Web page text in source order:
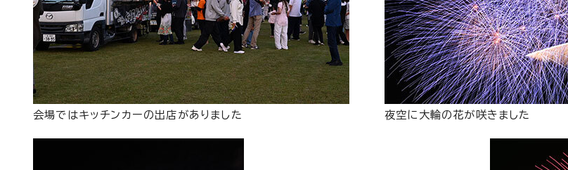
会場ではキッチンカーの出店がありました 夜空に大輪の花が咲きました